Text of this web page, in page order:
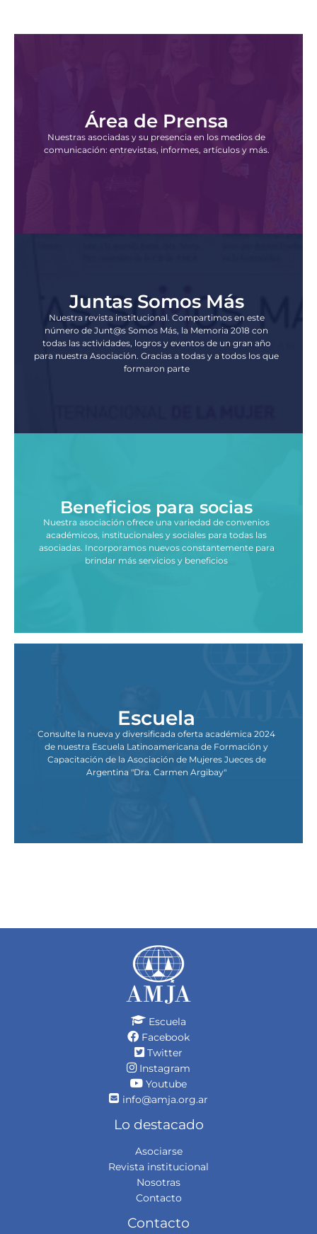
Área de Prensa
Nuestras asociadas y su presencia en los medios de
comunicación: entrevistas, informes, artículos y más.
Juntas Somos Más
Nuestra revista institucional. Compartimos en este
número de Junt@s Somos Más, la Memoria 2018 con
todas las actividades, logros y eventos de un gran año
para nuestra Asociación. Gracias a todas y a todos los que
formaron parte
Beneficios para socias
Nuestra asociación ofrece una variedad de convenios
académicos, institucionales y sociales para todas las
asociadas. Incorporamos nuevos constantemente para
brindar más servicios y beneficios
Escuela
Consulte la nueva y diversificada oferta académica 2024
de nuestra Escuela Latinoamericana de Formación y
Capacitación de la Asociación de Mujeres Jueces de
Argentina "Dra. Carmen Argibay"
Escuela
Facebook
Twitter
Instagram
Youtube
info@amja.org.ar
Lo destacado
Asociarse
Revista institucional
Nosotras
Contacto
Contacto